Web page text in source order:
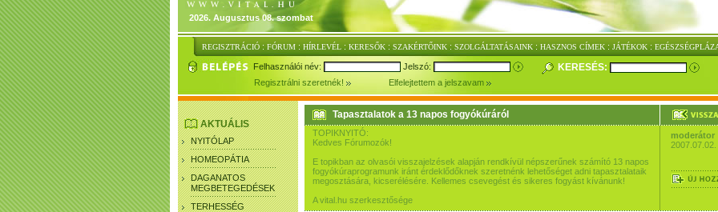
2026. Augusztus 08. szombat
REGISZTRÁCIÓ : FÓRUM : HÍRLEVÉL : KERESŐK : SZAKÉRTŐINK : SZOLGÁLTATÁSAINK : HASZNOS CÍMEK : JÁTÉKOK :
Felhasználói név: Jelszó: KERESÉS:
Regisztrálni szeretnék! Elfelejtettem a jelszavam
AKTUÁLIS
NYITÓLAP
HOMEOPÁTIA
DAGANATOS
MEGBETEGEDÉSEK
TERHESSÉG
Tapasztalatok a 13 napos fogyókúráról
TOPIKNYITÓ:
Kedves Fórumozók!
E topikban az olvasói visszajelzések alapján rendkívül népszerűnek számító 13 napos
fogyókúraprogramunk iránt érdeklődőknek szeretnénk lehetőséget adni tapasztalataik
megosztására, kicserélésére. Kellemes csevegést és sikeres fogyást kívánunk!
A vital.hu szerkesztősége
moderátor